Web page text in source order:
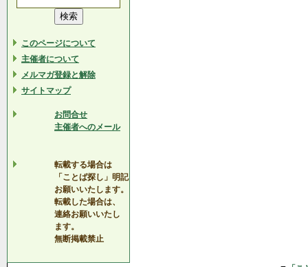
このページについて
主催者について
メルマガ登録と解除
サイトマップ
お問合せ
主催者へのメール
転載する場合は
「ことば探し」明記
お願いいたします。
転載した場合は、
連絡お願いいたし
ます。
無断掲載禁止